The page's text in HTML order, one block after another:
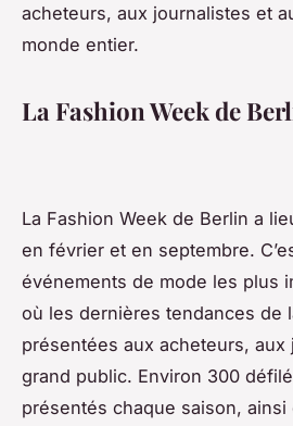
acheteurs, aux journalistes et
monde entier.
La Fashion Week de
La Fashion Week de Berlin a
en février et en septembre.
événements de mode les plus
où les dernières tendances de
présentées aux acheteurs, aux
grand public. Environ 300
présentés chaque saison, ainsi